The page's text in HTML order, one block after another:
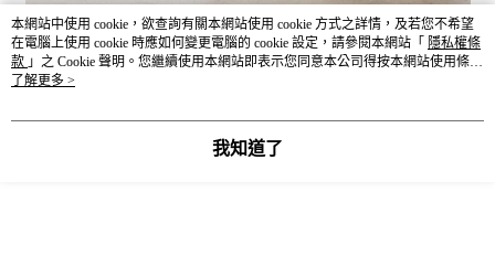
本網站中使用 cookie，欲查詢有關本網站使用 cookie 方式之詳情，及若您不希望
在電腦上使用 cookie 時應如何變更電腦的 cookie 設定，請參閱本網站「 隱私權條
款 」之 Cookie 聲明。您繼續使用本網站即表示您同意本公司得按本網站使用條款
之 Cookie 聲明使用 cookie。
了解更多 >
我知道了